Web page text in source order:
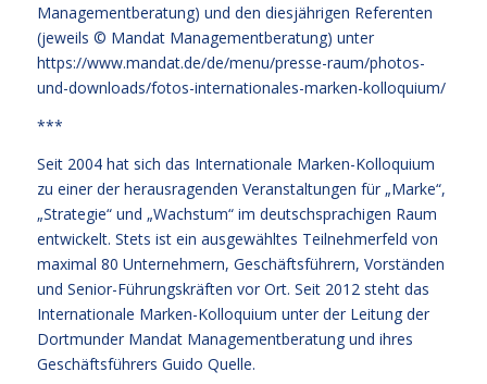
Managementberatung) und den diesjährigen Referenten
(jeweils © Mandat Managementberatung) unter
https://www.mandat.de/de/menu/presse-raum/photos-
und-downloads/fotos-internationales-marken-kolloquium/
***
Seit 2004 hat sich das Internationale Marken-Kolloquium
zu einer der herausragenden Veranstaltungen für „Marke“,
„Strategie“ und „Wachstum“ im deutschsprachigen Raum
entwickelt. Stets ist ein ausgewähltes Teilnehmerfeld von
maximal 80 Unternehmern, Geschäftsführern, Vorständen
und Senior-Führungskräften vor Ort. Seit 2012 steht das
Internationale Marken-Kolloquium unter der Leitung der
Dortmunder Mandat Managementberatung und ihres
Geschäftsführers Guido Quelle.